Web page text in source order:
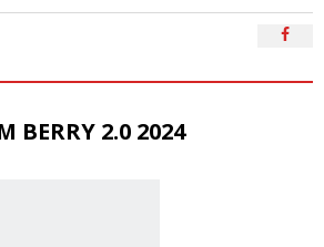
BERRY 2.0 2024